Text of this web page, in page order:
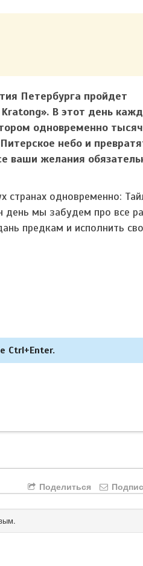
Петербурга пройдет
В этот день
одновременно
небо и
ваши желания
странах одновременно:
день мы забудем про все
предкам и исполнить
Ctrl+Enter.
Поделиться